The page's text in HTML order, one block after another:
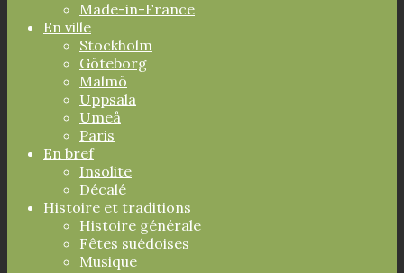
Made-in-France
En ville
Stockholm
Göteborg
Malmö
Uppsala
Umeå
Paris
En bref
Insolite
Décalé
Histoire et traditions
Histoire générale
Fêtes suédoises
Musique